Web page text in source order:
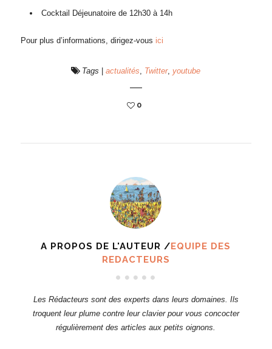
Cocktail Déjeunatoire de 12h30 à 14h
Pour plus d’informations, dirigez-vous ici
Tags |actualités, Twitter,youtube
0
A PROPOS DE L'AUTEUR / EQUIPE DES
REDACTEURS
Les Rédacteurs sont des experts dans leurs domaines. Ils
troquent leur plume contre leur clavier pour vous concocter
régulièrement des articles aux petits oignons.